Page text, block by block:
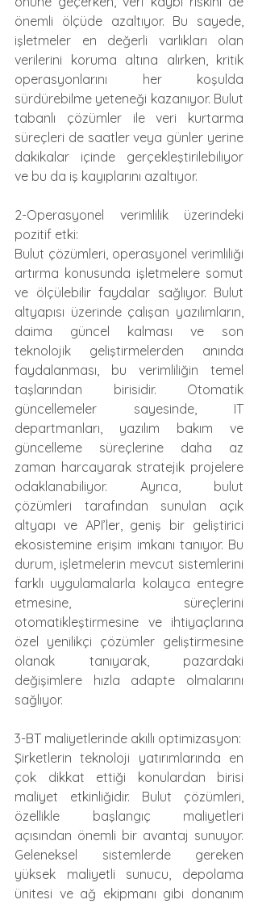
önemli ölçüde azaltıyor. Bu sayede,
işletmeler en değerli varlıkları olan
verilerini koruma altına alırken, kritik
operasyonlarını her koşulda
sürdürebilme yeteneği kazanıyor. Bulut
tabanlı çözümler ile veri kurtarma
süreçleri de saatler veya günler yerine
dakikalar içinde gerçekleştirilebiliyor
ve bu da iş kayıplarını azaltıyor.
2-Operasyonel verimlilik üzerindeki
pozitif etki:
Bulut çözümleri, operasyonel verimliliği
artırma konusunda işletmelere somut
ve ölçülebilir faydalar sağlıyor. Bulut
altyapısı üzerinde çalışan yazılımların,
daima güncel kalması ve son
teknolojik geliştirmelerden anında
faydalanması, bu verimliliğin temel
taşlarından birisidir. Otomatik
güncellemeler sayesinde, IT
departmanları, yazılım bakım ve
güncelleme süreçlerine daha az
zaman harcayarak stratejik projelere
odaklanabiliyor. Ayrıca, bulut
çözümleri tarafından sunulan açık
altyapı ve API’ler, geniş bir geliştirici
ekosistemine erişim imkanı tanıyor. Bu
durum, işletmelerin mevcut sistemlerini
farklı uygulamalarla kolayca entegre
etmesine, süreçlerini
otomatikleştirmesine ve ihtiyaçlarına
özel yenilikçi çözümler geliştirmesine
olanak tanıyarak, pazardaki
değişimlere hızla adapte olmalarını
sağlıyor.
3-BT maliyetlerinde akıllı optimizasyon:
Şirketlerin teknoloji yatırımlarında en
çok dikkat ettiği konulardan birisi
maliyet etkinliğidir. Bulut çözümleri,
özellikle başlangıç maliyetleri
açısından önemli bir avantaj sunuyor.
Geleneksel sistemlerde gereken
yüksek maliyetli sunucu, depolama
ünitesi ve ağ ekipmanı gibi donanım